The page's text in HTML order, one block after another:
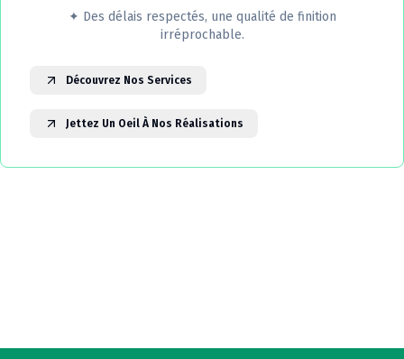
✦ Des délais respectés, une qualité de finition
irréprochable.
Découvrez Nos Services
Jettez Un Oeil À Nos Réalisations